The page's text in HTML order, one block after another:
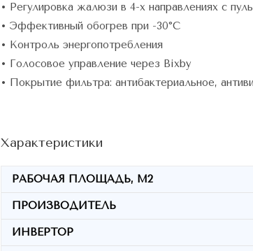
• Регулировка жалюзи в 4-х направлениях с
• Эффективный обогрев при -30°C
• Контроль энергопотребления
• Голосовое управление через Bixby
• Покрытие фильтра: антибактериальное,
Характеристики
РАБОЧАЯ ПЛОЩАДЬ, М2
ПРОИЗВОДИТЕЛЬ
ИНВЕРТОР